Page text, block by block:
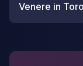
Venere in